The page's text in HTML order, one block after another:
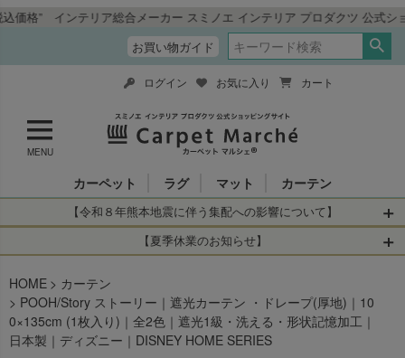
テリア総合メーカー スミノエ インテリア プロダクツ 公式ショッピングサ
お買い物ガイド
MENU
ログイン お気に入り カート
カーペット ラグ マット カーテン
【令和８年熊本地震に伴う集配への影響について】
令和8年熊本地震により、お亡くなりになられた方々に深く
お見舞い申し上げます。 この地震の影響により、現在、一
部地域を発着するお荷物のお届けに遅れが生じておりま
す。
【夏季休業のお知らせ】
当店は は2026年8月11日(火)～2026年8月16日(日)
を休業とさせて頂きます。
休業中のご注文に関しては自動返信メールは届きますが、
当店からの注文確認メールの送信、当店へのお問い合わせ
HOME
カーテン
POOH/Story ストーリー｜遮光カーテン ・ドレープ(厚地)｜10
0×135cm (1枚入り)｜全2色｜遮光1級・洗える・形状記憶加工｜
日本製｜ディズニー｜DISNEY HOME SERIES